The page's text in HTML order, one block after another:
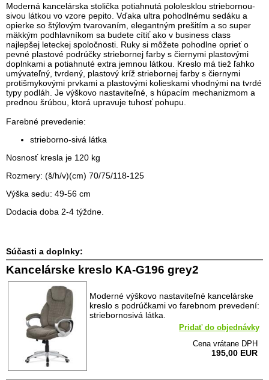
Moderná kancelárska stolička potiahnutá pololesklou striebornou-
sivou látkou vo vzore pepito. Vďaka ultra pohodlnému sedáku a
opierke so štýlovým tvarovaním, elegantným prešitím a so super
mäkkým podhlavníkom sa budete cítiť ako v business class
najlepšej leteckej spoločnosti. Ruky si môžete pohodlne oprieť o
pevné plastové podrúčky striebornej farby s čiernymi plastovými
doplnkami a potiahnuté extra jemnou látkou. Kreslo má tiež ľahko
umývateľný, tvrdený, plastový kríž striebornej farby s čiernymi
protišmykovými prvkami a plastovými kolieskami vhodnými na tvrdé
typy podláh. Je výškovo nastaviteľné, s húpacím mechanizmom a
prednou šrúbou, ktorá upravuje tuhosť pohupu.
Farebné prevedenie:
strieborno-sivá látka
Nosnosť kresla je 120 kg
Rozmery: (š/h/v)(cm) 70/75/118-125
Výška sedu: 49-56 cm
Dodacia doba 2-4 týždne.
Súčasti a doplnky:
Kancelárske kreslo KA-G196 grey2
Moderné výškovo nastaviteľné kancelárske
kreslo s podrúčkami vo farebnom prevedení:
striebornosivá látka.
Pridať do objednávky
Cena vrátane DPH
195,00 EUR